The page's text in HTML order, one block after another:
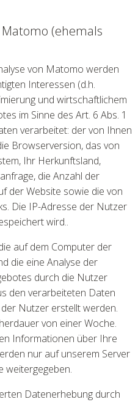
(ehemals
von Matomo werden
Interessen (d.h.
und wirtschaftlichem
im Sinne des Art. 6 Abs. 1
verarbeitet: der von Ihnen
Browserversion, das von
Ihr Herkunftsland,
die Anzahl der
der Website sowie die von
Die IP-Adresse der Nutzer
wird..
auf dem Computer der
die eine Analyse der
durch die Nutzer
den verarbeiteten Daten
Nutzer erstellt werden.
von einer Woche.
Informationen über Ihre
nur auf unserem Server
weitergegeben.
Datenerhebung durch